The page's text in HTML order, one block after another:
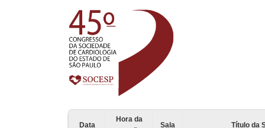
Data
Hora da
Sala Título da